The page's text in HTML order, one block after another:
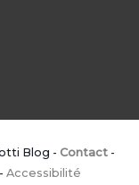
Blog - Contact -
Accessibilité